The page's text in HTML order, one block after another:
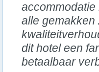
alle gemakken
dit hotel een
betaalbaar